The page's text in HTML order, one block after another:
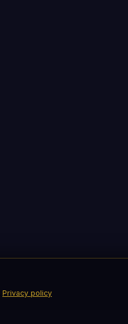
Privacy policy